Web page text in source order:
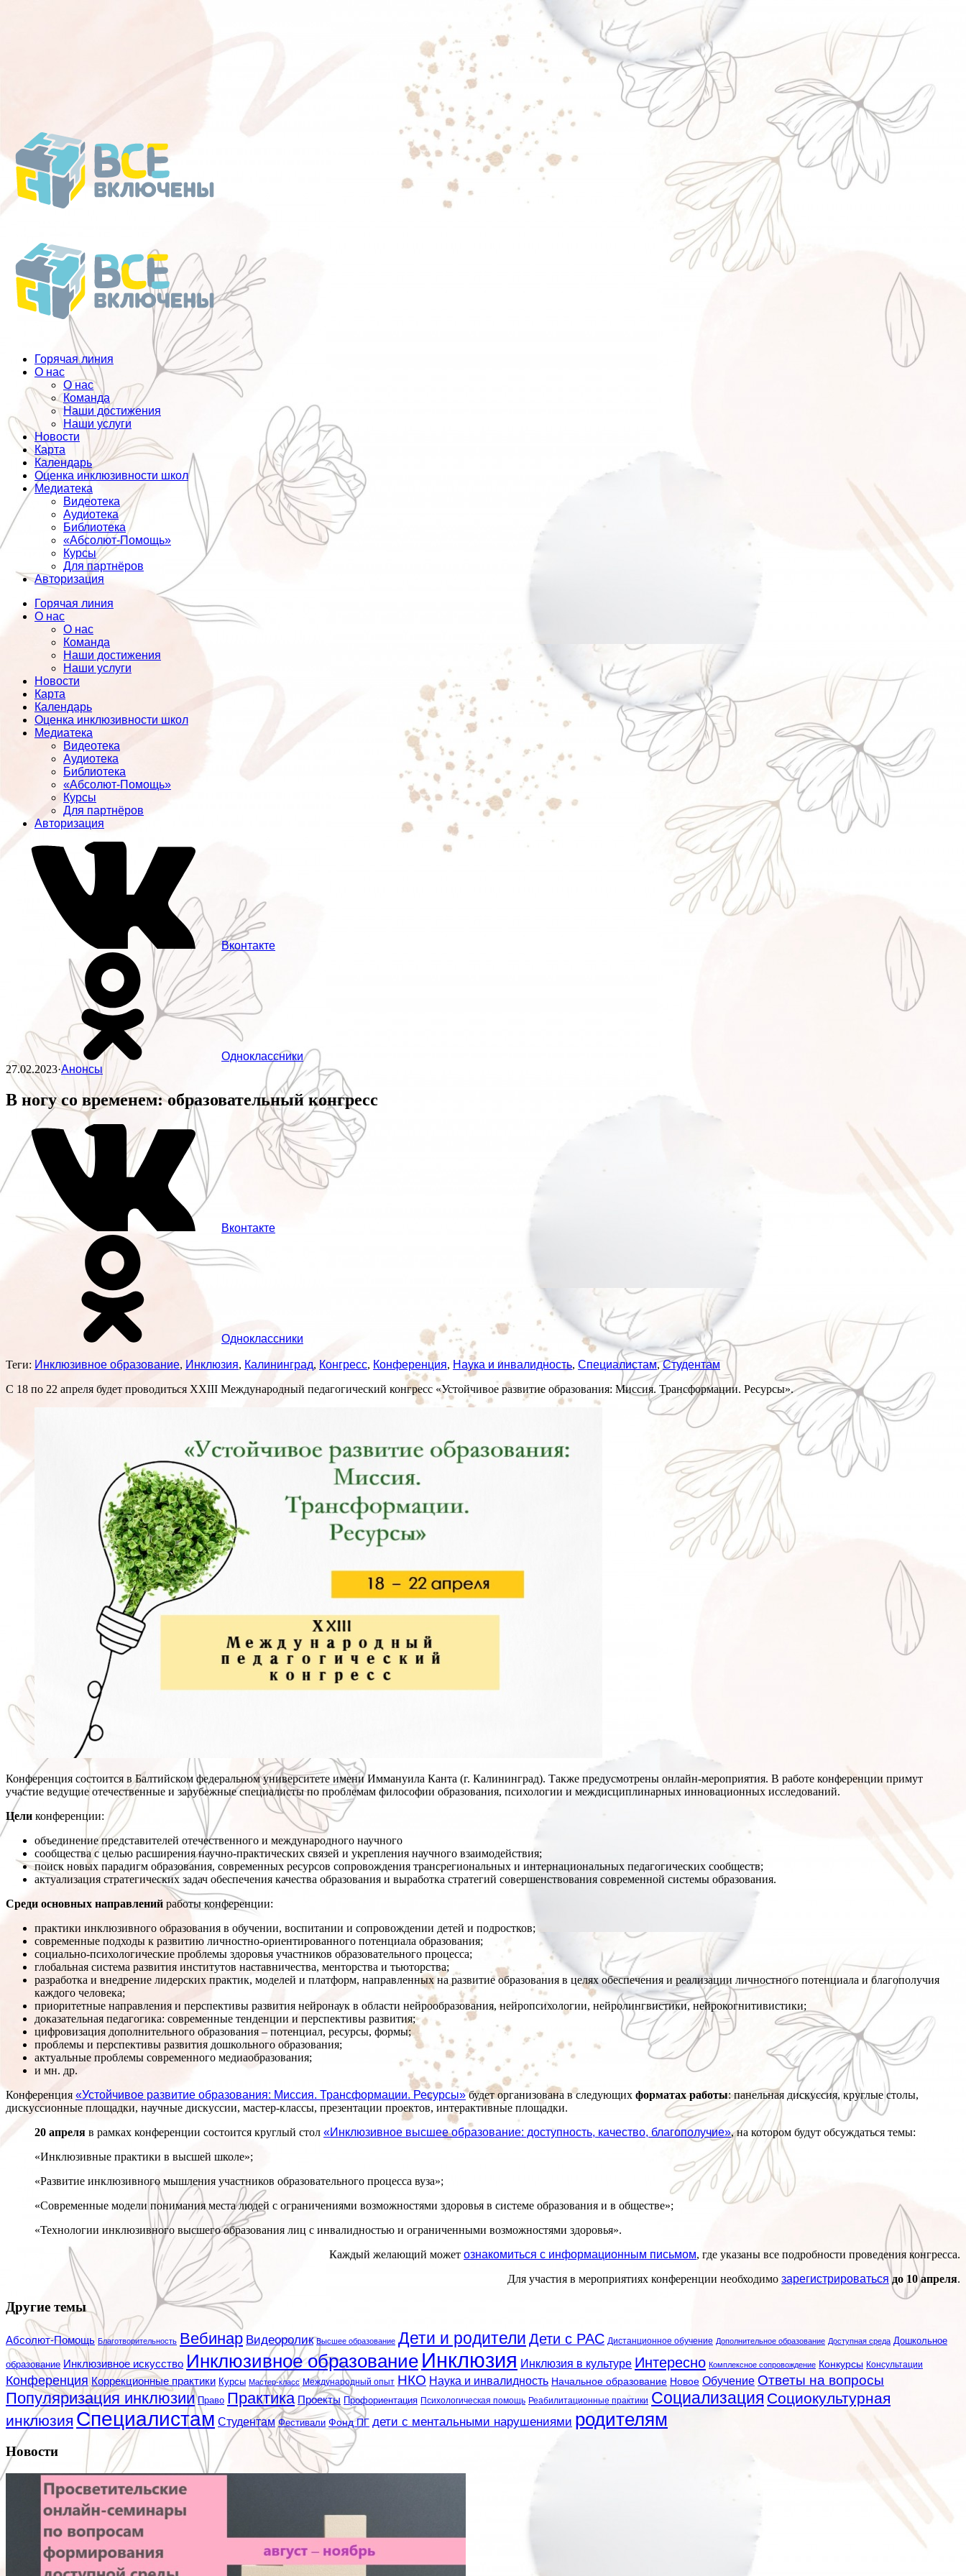
Горячая линия
О нас
О нас
Команда
Наши достижения
Наши услуги
Новости
Карта
Календарь
Оценка инклюзивности школ
Медиатека
Видеотека
Аудиотека
Библиотека
«Абсолют-Помощь»
Курсы
Для партнёров
Авторизация
Горячая линия
О нас
О нас
Команда
Наши достижения
Наши услуги
Новости
Карта
Календарь
Оценка инклюзивности школ
Медиатека
Видеотека
Аудиотека
Библиотека
«Абсолют-Помощь»
Курсы
Для партнёров
Авторизация
Вконтакте
Одноклассники
27.02.2023·Анонсы
В ногу со временем: образовательный конгресс
Вконтакте
Одноклассники
Теги: Инклюзивное образование, Инклюзия, Калининград, Конгресс, Конференция, Наука и инвалидность, Специалистам,Студентам
С 18 по 22 апреля будет проводиться ХXIII Международный педагогический конгресс «Устойчивое развитие образования: Миссия. Трансформации. Ресурсы».
Конференция состоится в Балтийском федеральном университете имени Иммануила Канта (г. Калининград). Также предусмотрены онлайн-мероприятия. В работе конференции примут
участие ведущие отечественные и зарубежные специалисты по проблемам философии образования, психологии и междисциплинарных инновационных исследований.
Цели конференции:
объединение представителей отечественного и международного научного
сообщества с целью расширения научно-практических связей и укрепления научного взаимодействия;
поиск новых парадигм образования, современных ресурсов сопровождения трансрегиональных и интернациональных педагогических сообществ;
актуализация стратегических задач обеспечения качества образования и выработка стратегий совершенствования современной системы образования.
Среди основных направлений работы конференции:
практики инклюзивного образования в обучении, воспитании и сопровождении детей и подростков;
современные подходы к развитию личностно-ориентированного потенциала образования;
cоциально-психологические проблемы здоровья участников образовательного процесса;
глобальная система развития институтов наставничества, менторства и тьюторства;
разработка и внедрение лидерских практик, моделей и платформ, направленных на развитие образования в целях обеспечения и реализации личностного потенциала и благополучия
каждого человека;
приоритетные направления и перспективы развития нейронаук в области нейрообразования, нейропсихологии, нейролингвистики, нейрокогнитивистики;
доказательная педагогика: современные тенденции и перспективы развития;
цифровизация дополнительного образования – потенциал, ресурсы, формы;
проблемы и перспективы развития дошкольного образования;
актуальные проблемы современного медиаобразования;
и мн. др.
Конференция «Устойчивое развитие образования: Миссия. Трансформации. Ресурсы»будет организована в следующих форматах работы: панельная дискуссия, круглые столы,
дискуссионные площадки, научные дискуссии, мастер-классы, презентации проектов, интерактивные площадки.
20 апреля в рамках конференции состоится круглый стол «Инклюзивное высшее образование: доступность, качество, благополучие», на котором будут обсуждаться темы:
«Инклюзивные практики в высшей школе»;
«Развитие инклюзивного мышления участников образовательного процесса вуза»;
«Современные модели понимания места людей с ограничениями возможностями здоровья в системе образования и в обществе»;
«Технологии инклюзивного высшего образования лиц с инвалидностью и ограниченными возможностями здоровья».
Каждый желающий может ознакомиться с информационным письмом, где указаны все подробности проведения конгресса.
Для участия в мероприятиях конференции необходимо зарегистрироваться до 10 апреля.
Другие темы
Абсолют-Помощь Благотворительность Вебинар Видеоролик Высшее образование Дети и родители Дети с РАС Дистанционное обучение Дополнительное образование Доступная среда Дошкольное
образование Инклюзивное искусство Инклюзивное образование Инклюзия Инклюзия в культуре Интересно Комплексное сопровождение Конкурсы Консультации
Конференция Коррекционные практики Курсы Мастер-класс Международный опыт НКО Наука и инвалидность Начальное образование Новое Обучение Ответы на вопросы
Популяризация инклюзии Право Практика Проекты Профориентация Психологическая помощь Реабилитационные практики Социализация Социокультурная
инклюзия Специалистам Студентам Фестивали Фонд ПГ дети с ментальными нарушениями родителям
Новости